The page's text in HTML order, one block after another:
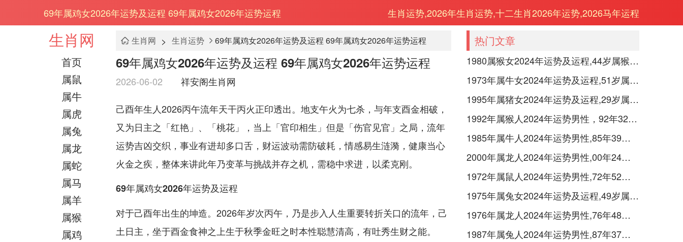
69年属鸡女2026年运势及运程 69年属鸡女2026年运势运程 生肖运势,2026年生肖运势,十二生肖2026年运势,2026马年运程
生肖网
首页
属鼠
属牛
属虎
属兔
属龙
属蛇
属马
属羊
属猴
属鸡
生肖网 > 生肖运势 69年属鸡女2026年运势及运程 69年属鸡女2026年运势运程
69年属鸡女2026年运势及运程 69年属鸡女2026年运势运程
2026-06-02 祥安阁生肖网
己酉年生人2026丙午流年天干丙火正印透出。地支午火为七杀，与年支酉金相破，
又为日主之「红艳」、「桃花」，当上「官印相生」但是「伤官见官」之局，流年
运势吉凶交织，事业有进却多口舌，财运波动需防破耗，情感易生涟漪，健康当心
火金之疾，整体来讲此年乃变革与挑战并存之机，需稳中求进，以柔克刚。
69年属鸡女2026年运势及运程
对于己酉年出生的坤造。2026年岁次丙午，乃是步入人生重要转折关口的流年，己
土日主，坐于酉金食神之上生于秋季金旺之时本性聪慧清高，有吐秀生财之能。
热门文章
1980属猴女2024年运势及运程,44岁属猴人2024全年每月运势女性如何
1973年属牛女2024年运势及运程,51岁属牛人2024全年每月运势女性如何
1995年属猪女2024年运势及运程,29岁属猪人2024全年每月运势女性如何
1992年属猴人2024年运势男性，92年32岁属猴男2024年每月运程怎么样
1985年属牛人2024年运势男性,85年39岁属牛男2024年每月运程怎么样
2000年属龙人2024年运势男性,00年24岁属龙男2024年每月运程怎么样
1972年属鼠人2024年运势男性,72年52岁属鼠男2024年每月运程怎么样
1975年属兔女2024年运势及运程,49岁属兔人2024全年每月运势女性如何
1976年属龙人2024年运势男性,76年48岁属龙男2024年每月运程怎么样
1987年属兔人2024年运势男性,87年37岁属兔男2024年每月运程怎么样